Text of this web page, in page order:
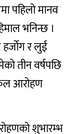
पहिलो मानव
भनिन्छ ।
र लुई
तीन वर्षपछि
आरोहण
शुभारम्भ